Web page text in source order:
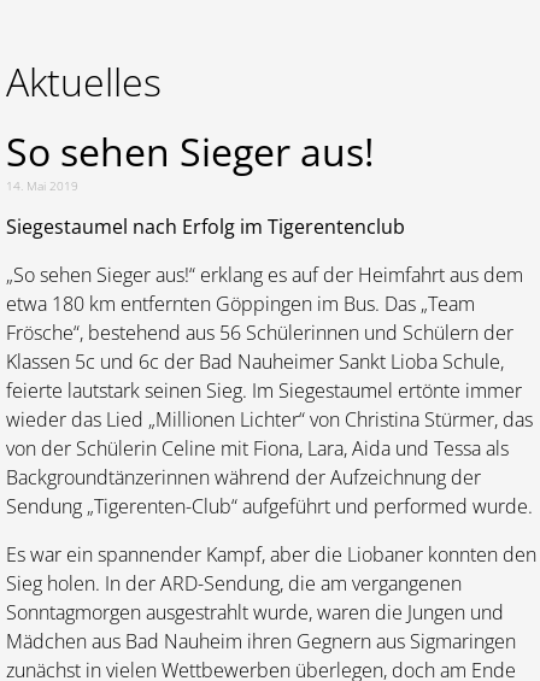
Aktuelles
So sehen Sieger aus!
14. Mai 2019
Siegestaumel nach Erfolg im Tigerentenclub
„So sehen Sieger aus!“ erklang es auf der Heimfahrt aus dem
etwa 180 km entfernten Göppingen im Bus. Das „Team
Frösche“, bestehend aus 56 Schülerinnen und Schülern der
Klassen 5c und 6c der Bad Nauheimer Sankt Lioba Schule,
feierte lautstark seinen Sieg. Im Siegestaumel ertönte immer
wieder das Lied „Millionen Lichter“ von Christina Stürmer, das
von der Schülerin Celine mit Fiona, Lara, Aida und Tessa als
Backgroundtänzerinnen während der Aufzeichnung der
Sendung „Tigerenten-Club“ aufgeführt und performed wurde.
Es war ein spannender Kampf, aber die Liobaner konnten den
Sieg holen. In der ARD-Sendung, die am vergangenen
Sonntagmorgen ausgestrahlt wurde, waren die Jungen und
Mädchen aus Bad Nauheim ihren Gegnern aus Sigmaringen
zunächst in vielen Wettbewerben überlegen, doch am Ende